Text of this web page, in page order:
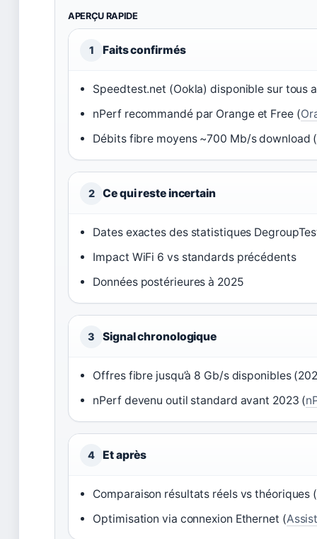
APERÇU RAPIDE
1 Faits confirmés
Speedtest.net (Ookla) disponible sur tous
nPerf recommandé par Orange et Free (
Débits fibre moyens ~700 Mb/s download (
2 Ce qui reste incertain
Dates exactes des statistiques
Impact WiFi 6 vs standards précédents
Données postérieures à 2025
3 Signal chronologique
Offres fibre jusqu’à 8 Gb/s disponibles
nPerf devenu outil standard avant 2023 (
4 Et après
Comparaison résultats réels vs théoriques (
Optimisation via connexion Ethernet (